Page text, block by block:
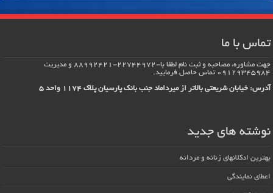
تماس با ما
جهت مشاوره، مصاحبه و ثبت نام لطفا با-22744972-88992421 و مدیریت
09129345984 تماس حاصل فرماييد.
آدرس: خیابان شریعتی بالاتر از میرداماد جنب بانک پارسیان پلاک 1174 واحد 5
نوشته های جدید
بهترین ادکلانهای زنانه و مردانه
اعطای نمایندگی